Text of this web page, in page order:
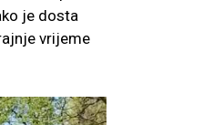
je dosta
vrijeme